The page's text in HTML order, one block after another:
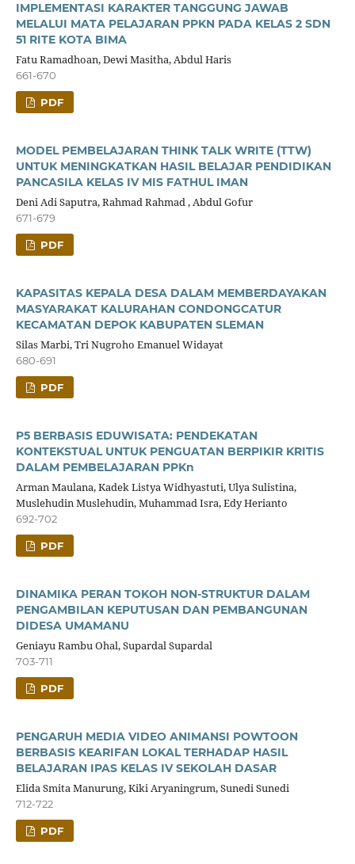
IMPLEMENTASI KARAKTER TANGGUNG JAWAB
MELALUI MATA PELAJARAN PPKN PADA KELAS 2 SDN
51 RITE KOTA BIMA
Fatu Ramadhoan, Dewi Masitha, Abdul Haris
661-670
PDF
MODEL PEMBELAJARAN THINK TALK WRITE (TTW)
UNTUK MENINGKATKAN HASIL BELAJAR PENDIDIKAN
PANCASILA KELAS IV MIS FATHUL IMAN
Deni Adi Saputra, Rahmad Rahmad , Abdul Gofur
671-679
PDF
KAPASITAS KEPALA DESA DALAM MEMBERDAYAKAN
MASYARAKAT KALURAHAN CONDONGCATUR
KECAMATAN DEPOK KABUPATEN SLEMAN
Silas Marbi, Tri Nugroho Emanuel Widayat
680-691
PDF
P5 BERBASIS EDUWISATA: PENDEKATAN
KONTEKSTUAL UNTUK PENGUATAN BERPIKIR KRITIS
DALAM PEMBELAJARAN PPKn
Arman Maulana, Kadek Listya Widhyastuti, Ulya Sulistina,
Muslehudin Muslehudin, Muhammad Isra, Edy Herianto
692-702
PDF
DINAMIKA PERAN TOKOH NON-STRUKTUR DALAM
PENGAMBILAN KEPUTUSAN DAN PEMBANGUNAN
DIDESA UMAMANU
Geniayu Rambu Ohal, Supardal Supardal
703-711
PDF
PENGARUH MEDIA VIDEO ANIMANSI POWTOON
BERBASIS KEARIFAN LOKAL TERHADAP HASIL
BELAJARAN IPAS KELAS IV SEKOLAH DASAR
Elida Smita Manurung, Kiki Aryaningrum, Sunedi Sunedi
712-722
PDF